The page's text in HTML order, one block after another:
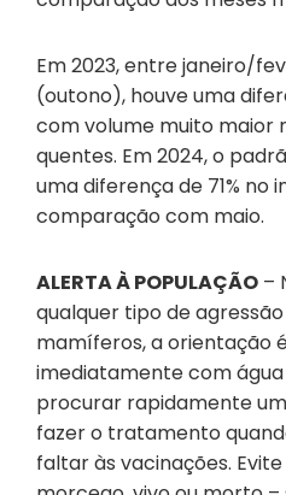
Em 2023, entre janeiro/
(outono), houve uma
com volume muito maior
quentes. Em 2024, o
uma diferença de 71% no
comparação com maio.
ALERTA À POPULAÇÃO –
qualquer tipo de
mamíferos, a orientação
imediatamente com
procurar rapidamente
fazer o tratamento
faltar às vacinações.